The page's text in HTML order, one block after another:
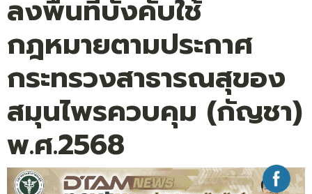
ลงพื้นที่บังคับใช้
กฎหมายตามประกาศ
กระทรวงสาธารณสุของ
สมุนไพรควบคุม (กัญชา)
พ.ศ.2568